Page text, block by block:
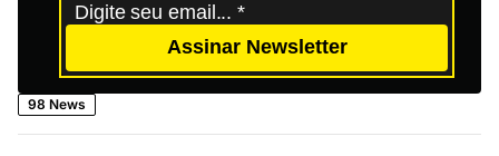
Assinar Newsletter
98 News